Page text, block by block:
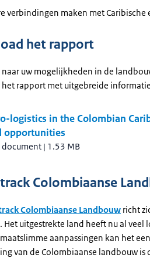
verbindingen maken met Caribische
het rapport
naar uw mogelijkheden in de
rapport met uitgebreide
logistics in the Colombian
opportunities
document | 1.53 MB
Colombiaanse
Colombiaanse Landbouw richt
Het uitgestrekte land heeft nu al veel
aanpassingen kan het
van de Colombiaanse landbouw